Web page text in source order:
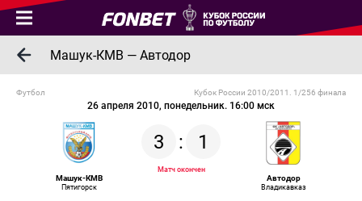
Машук-КМВ — Автодор
Футбол
26 апреля 2010, понедельник. 16:00 мск
Кубок России 2010/2011. 1/256 финала
Машук-КМВ
Пятигорск
3 : 1
Матч окончен
Автодор
Владикавказ